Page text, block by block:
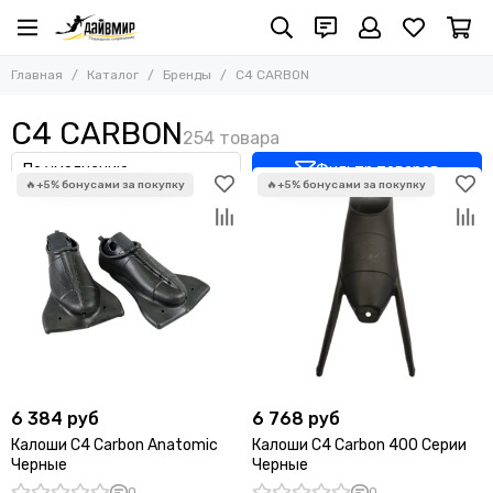
Бренды
Free-Sub
SevenSub
AquaTeam
PELENGAS
C4 CARBON
H.Dessault (C4 Carbon)
FEREI
LIITOKALA
Главная Каталог Бренды C4 CARBON
C4 CARBON
Фильтр товаров
6 384 руб
Калоши C4 Carbon Anatomic
Черные
6 768 руб
Калоши C4 Carbon 400 Серии
Черныe